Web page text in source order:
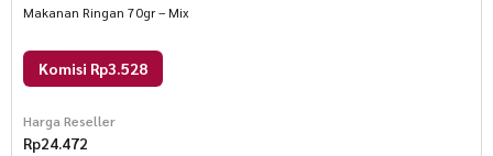
Makanan Ringan 70gr – Mix
Komisi Rp3.528
Harga Reseller
Rp24.472